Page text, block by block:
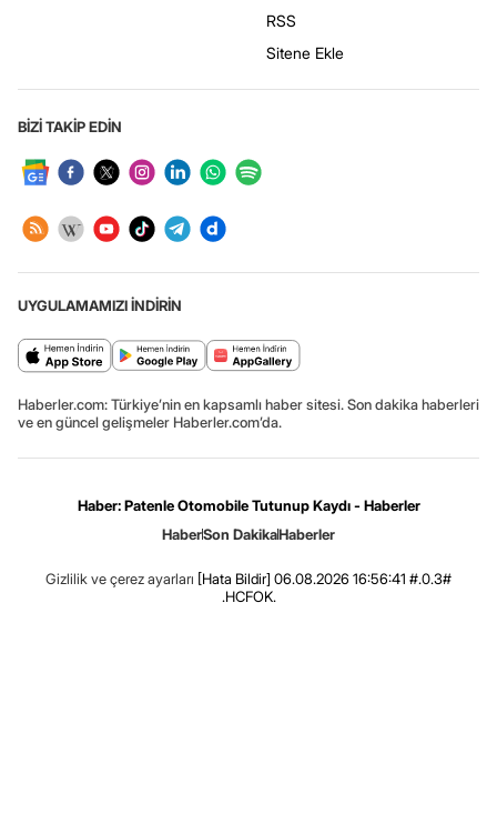
RSS
Sitene Ekle
BİZİ TAKİP EDİN
UYGULAMAMIZI İNDİRİN
Haberler.com: Türkiye’nin en kapsamlı haber sitesi. Son dakika haberleri
ve en güncel gelişmeler Haberler.com’da.
Haber: Patenle Otomobile Tutunup Kaydı - Haberler
HaberSon DakikaHaberler
Gizlilik ve çerez ayarları [Hata Bildir] 06.08.2026 16:56:41 #.0.3#
.HCFOK.